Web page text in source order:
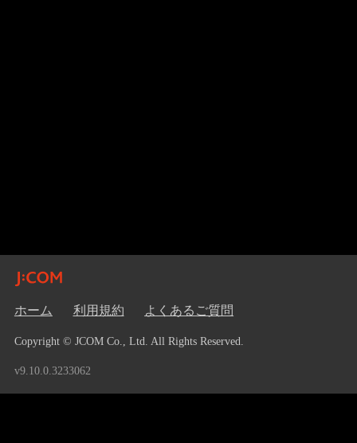
ホーム 利用規約 よくあるご質問
Copyright © JCOM Co., Ltd. All Rights Reserved.
v9.10.0.3233062